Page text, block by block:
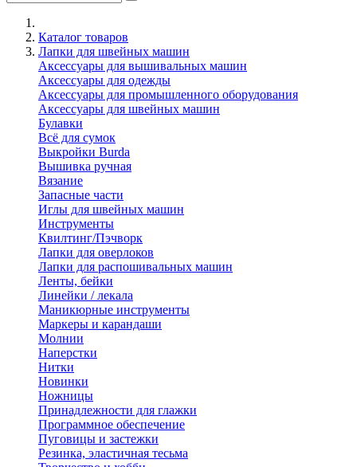
Каталог товаров
Лапки для швейных машин
Аксессуары для вышивальных машин
Аксессуары для одежды
Аксессуары для промышленного оборудования
Аксессуары для швейных машин
Булавки
Всё для сумок
Выкройки Burda
Вышивка ручная
Вязание
Запасные части
Иглы для швейных машин
Инструменты
Квилтинг/Пэчворк
Лапки для оверлоков
Лапки для распошивальных машин
Ленты, бейки
Линейки / лекала
Маникюрные инструменты
Маркеры и карандаши
Молнии
Наперстки
Нитки
Новинки
Ножницы
Принадлежности для глажки
Программное обеспечение
Пуговицы и застежки
Резинка, эластичная тесьма